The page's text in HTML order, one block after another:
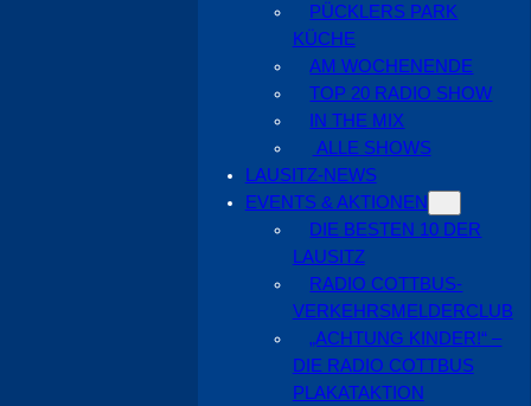
PÜCKLERS PARK
KÜCHE
AM WOCHENENDE
TOP 20 RADIO SHOW
IN THE MIX
ALLE SHOWS
LAUSITZ-NEWS
EVENTS & AKTIONEN
DIE BESTEN 10 DER
LAUSITZ
RADIO COTTBUS-
VERKEHRSMELDERCLUB
„ACHTUNG KINDER!“ –
DIE RADIO COTTBUS
PLAKATAKTION